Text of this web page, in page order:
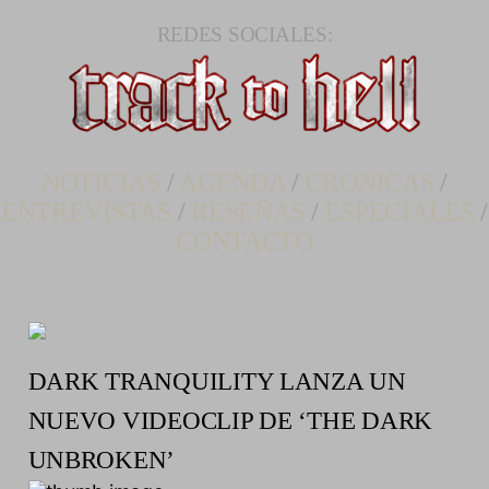
REDES SOCIALES:
/ /
/
/ /
/
DARK TRANQUILITY LANZA UN
NUEVO VIDEOCLIP DE ‘THE DARK
UNBROKEN’